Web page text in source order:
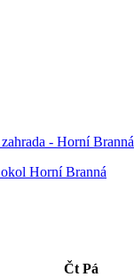
- Horní Branná
Horní Branná
Čt Pá